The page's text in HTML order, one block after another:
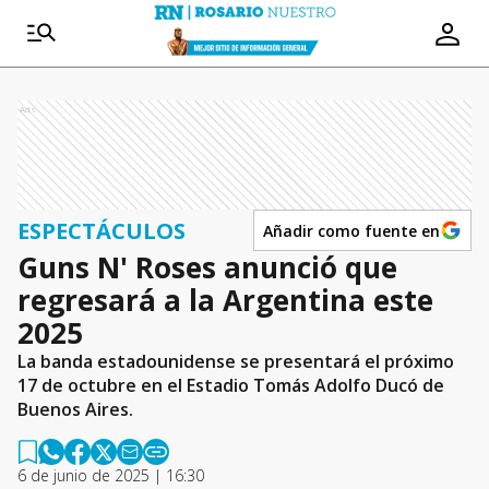
Ads
ESPECTÁCULOS Añadir como fuente en
Guns N' Roses anunció que
regresará a la Argentina este
2025
La banda estadounidense se presentará el próximo
17 de octubre en el Estadio Tomás Adolfo Ducó de
Buenos Aires.
6 de junio de 2025 | 16:30